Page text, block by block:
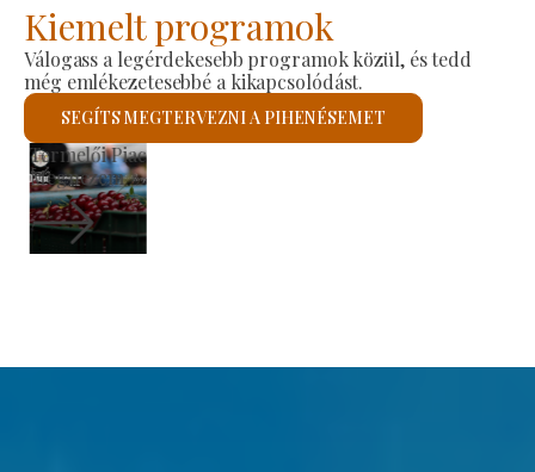
Kiemelt programok
Válogass a legérdekesebb programok közül, és tedd
még emlékezetesebbé a kikapcsolódást.
SEGÍTS MEGTERVEZNI A PIHENÉSEMET
Szent László Római Katolikus Templom
Megnézem